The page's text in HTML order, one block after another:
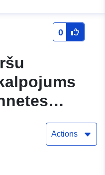
0
lineārais
Actions